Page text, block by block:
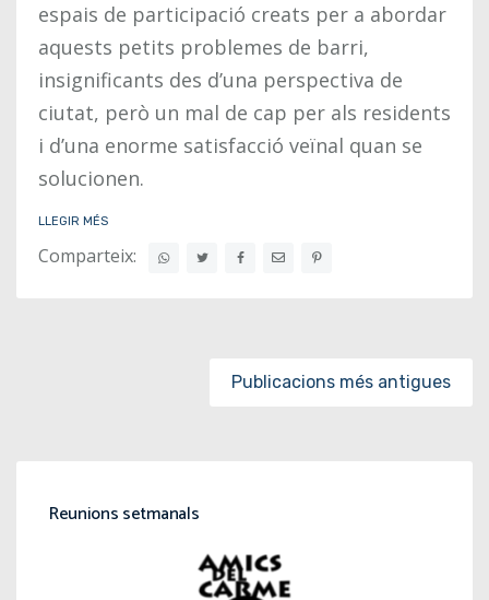
espais de participació creats per a abordar
aquests petits problemes de barri,
insignificants des d’una perspectiva de
ciutat, però un mal de cap per als residents
i d’una enorme satisfacció veïnal quan se
solucionen.
LLEGIR MÉS
Comparteix:
Publicacions més antigues
Reunions setmanals